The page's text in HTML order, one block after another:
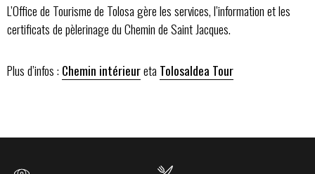
L’Office de Tourisme de Tolosa gère les services, l’information et les
certificats de pèlerinage du Chemin de Saint Jacques.
Plus d’infos : Chemin intérieureta Tolosaldea Tour